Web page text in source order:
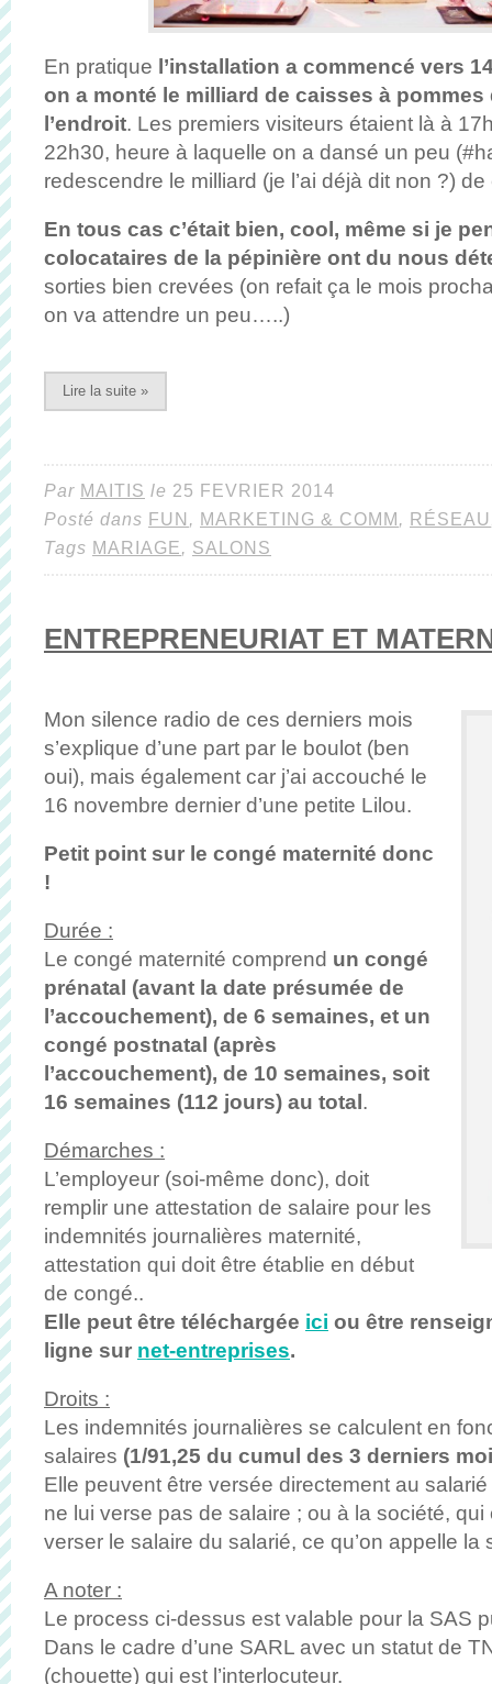
En pratique l’installation a commencé vers
on a monté le milliard de caisses à
l’endroit. Les premiers visiteurs étaient là à
22h30, heure à laquelle on a dansé un peu
redescendre le milliard (je l’ai déjà dit non ?)
En tous cas c’était bien, cool, même si je
colocataires de la pépinière ont du nous
sorties bien crevées (on refait ça le mois
on va attendre un peu…..)
Lire la suite »
Par MAITIS le 25 FEVRIER 2014
Posté dans FUN , MARKETING & COMM , RÉSEAU
Tags MARIAGE, SALONS
ENTREPRENEURIAT ET
Mon silence radio de ces derniers mois
s’explique d’une part par le boulot (ben
oui), mais également car j’ai accouché le
16 novembre dernier d’une petite Lilou.
Petit point sur le congé maternité donc
!
Durée :
Le congé maternité comprend un congé
prénatal (avant la date présumée de
l’accouchement), de 6 semaines, et un
congé postnatal (après
l’accouchement), de 10 semaines, soit
16 semaines (112 jours) au total.
Démarches :
L’employeur (soi-même donc), doit
remplir une attestation de salaire pour les
indemnités journalières maternité,
attestation qui doit être établie en début
de congé..
Elle peut être téléchargée ici ou être
ligne sur net-entreprises.
Droits :
Les indemnités journalières se calculent en
salaires (1/91,25 du cumul des 3 derniers
Elle peuvent être versée directement au
ne lui verse pas de salaire ; ou à la société,
verser le salaire du salarié, ce qu’on appelle la
A noter :
Le process ci-dessus est valable pour la SAS
Dans le cadre d’une SARL avec un statut de
(chouette) qui est l’interlocuteur.